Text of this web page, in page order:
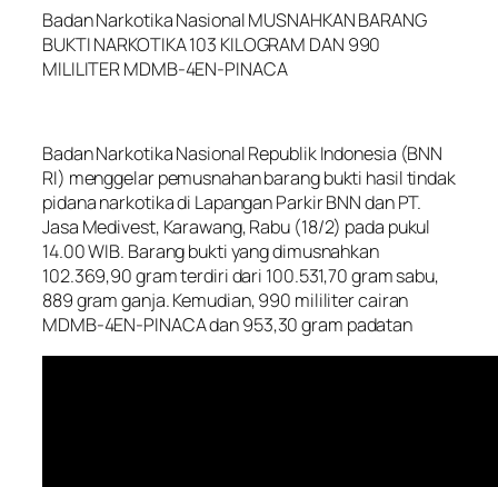
Badan Narkotika Nasional MUSNAHKAN BARANG
BUKTI NARKOTIKA 103 KILOGRAM DAN 990
MILILITER MDMB-4EN-PINACA
Badan Narkotika Nasional Republik Indonesia (BNN
RI) menggelar pemusnahan barang bukti hasil tindak
pidana narkotika di Lapangan Parkir BNN dan PT.
Jasa Medivest, Karawang, Rabu (18/2) pada pukul
14.00 WIB. Barang bukti yang dimusnahkan
102.369,90 gram terdiri dari 100.531,70 gram sabu,
889 gram ganja. Kemudian, 990 mililiter cairan
MDMB-4EN-PINACA dan 953,30 gram padatan